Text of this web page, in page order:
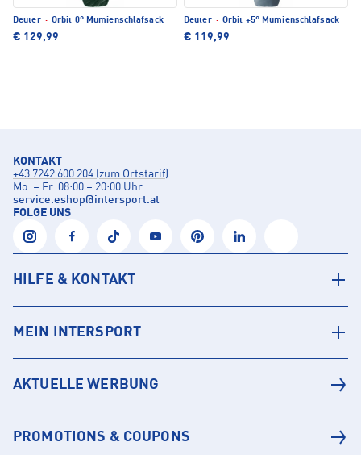
Deuter · Orbit 0° Mumienschlafsack
€ 129,99
Deuter · Orbit +5° Mumienschlafsack
€ 119,99
KONTAKT
+43 7242 600 204 (zum Ortstarif)
Mo. – Fr. 08:00 – 20:00 Uhr
service.eshop@intersport.at
FOLGE UNS
HILFE & KONTAKT
MEIN INTERSPORT
AKTUELLE WERBUNG
PROMOTIONS & COUPONS